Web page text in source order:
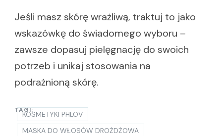
Jeśli masz skórę wrażliwą, traktuj to jako
wskazówkę do świadomego wyboru –
zawsze dopasuj pielęgnację do swoich
potrzeb i unikaj stosowania na
podrażnioną skórę.
TAGI:
KOSMETYKI PHLOV
MASKA DO WŁOSÓW DROŻDŻOWA